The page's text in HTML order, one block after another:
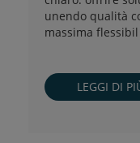
unendo qualità
massima flessibil
LEGGI DI